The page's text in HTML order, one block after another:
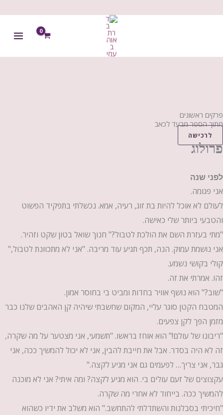
פרקים ראשונים
מתוך הספר מבעד לכאב
לרכישה
פרולוג
לפני שנה
אני פגומה.
לעולם לא אוכל להיות בת זוג, רעיה, אמא. נכשלתי בתפקיד הפשוט
והטבעי ביותר שלי כאישה.
"מתי בעזרת השם את הולכת לטבול?" חנוך שואל בטון שקט וזהיר.
אני נושמת עמוק. הנה, תכף תגיע עוד מריבה. "אני לא מתכוונת לטבול,"
קולי בקושי נשמע.
זהו. אמרתי את זה.
"שוב?" הוא נושף אוויר בחדות ומביט בי בחוסר אמון.
המטבח הקטן סוגר עליי, המקום שחשבתי שיהיה קן האהבים שלנו כבר
מזמן הפך לקן צפעים.
"ריבונו של עולם!" הוא אוחז בראשו. "תשמעי, אני מצטער על מה שקרה,
זה לא היה בסדר. אבל את חייבת להבין, אני לא יכול להמשיך ככה, אני
גבר, אני צריך… לפעמים גם אני מגיע לקצה."
עקצוצים של זעם עולים בי. הוא מגיע לקצה? ומה איתי? אני לא מוכנה
להמשיך ככה. בייחוד לא אחרי מה שקרה.
"חיכיתי בסבלנות והשתדלתי להתחשב." הוא משלב את ידיו כשהוא